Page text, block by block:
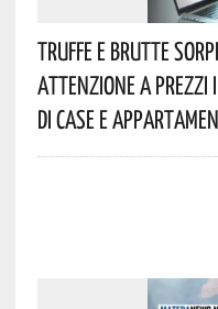
Truffe E Brutte
Attenzione A
Di Case E